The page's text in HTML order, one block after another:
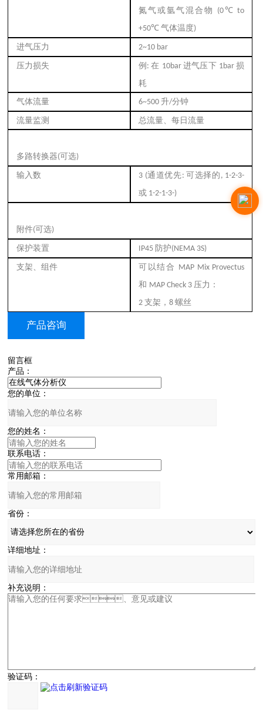
氮气或氩气混合物
(0℃ to
+50℃ 气体温度)
进气压力 2~10 bar
压力损失 例 :在 10bar进气压下 1bar损
耗
气体流量 6~500 升/分钟
流量监测 总流量、每日流量
多路转换器(可选)
输入数 3 (通道优先: 可选择的 , 1-2-3-
或 1-2-1-3-)
附件(可选)
保护装置 IP45 防护(NEMA 3S)
支架、组件 可以结合 MAP Mix Provectus
和 MAP Check 3压力：
2支架，8螺丝
产品咨询
留言框
产品：
您的单位：
您的姓名：
联系电话：
常用邮箱：
省份：
详细地址：
补充说明：
验证码：